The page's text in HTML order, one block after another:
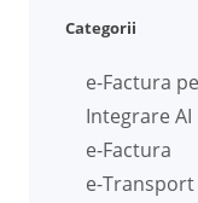
Categorii
e-Factura
Integrare AI
e-Factura
e-Transport